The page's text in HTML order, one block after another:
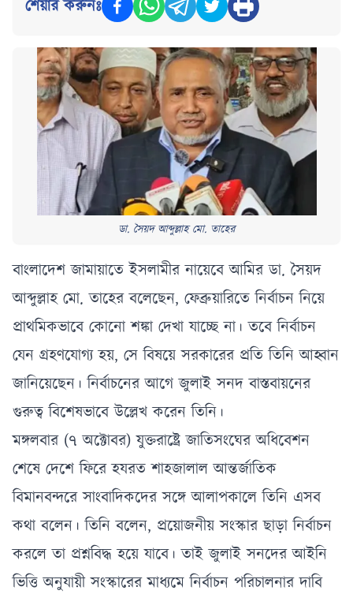
শেয়ার করুনঃ
ডা. সৈয়দ আব্দুল্লাহ মো. তাহের
বাংলাদেশ জামায়াতে ইসলামীর নায়েবে আমির ডা. সৈয়দ
আব্দুল্লাহ মো. তাহের বলেছেন, ফেব্রুয়ারিতে নির্বাচন নিয়ে
প্রাথমিকভাবে কোনো শঙ্কা দেখা যাচ্ছে না। তবে নির্বাচন
যেন গ্রহণযোগ্য হয়, সে বিষয়ে সরকারের প্রতি তিনি আহ্বান
জানিয়েছেন। নির্বাচনের আগে জুলাই সনদ বাস্তবায়নের
গুরুত্ব বিশেষভাবে উল্লেখ করেন তিনি।
মঙ্গলবার (৭ অক্টোবর) যুক্তরাষ্ট্রে জাতিসংঘের অধিবেশন
শেষে দেশে ফিরে হযরত শাহজালাল আন্তর্জাতিক
বিমানবন্দরে সাংবাদিকদের সঙ্গে আলাপকালে তিনি এসব
কথা বলেন। তিনি বলেন, প্রয়োজনীয় সংস্কার ছাড়া নির্বাচন
করলে তা প্রশ্নবিদ্ধ হয়ে যাবে। তাই জুলাই সনদের আইনি
ভিত্তি অনুযায়ী সংস্কারের মাধ্যমে নির্বাচন পরিচালনার দাবি